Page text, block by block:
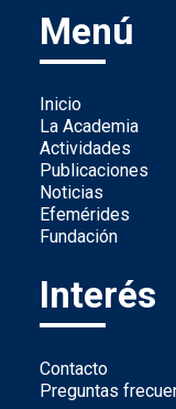
Menú
Inicio
La Academia
Actividades
Publicaciones
Noticias
Efemérides
Fundación
Interés
Contacto
Preguntas